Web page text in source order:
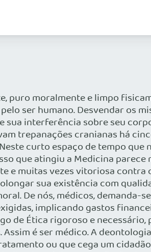
puro moralmente e limpo
ser humano. Desvendar os
sua interferência sobre seu
trepanações cranianas há
curto espaço de tempo que
que atingiu a Medicina
e muitas vezes vitoriosa
sua existência com
De nós, médicos,
implicando gastos
de Ética rigoroso e
é ser médico. A
ou que cega um